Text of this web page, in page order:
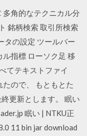
多角的なテクニカル分
銘柄検索 取引所検索
タの設定 ツールバー
指標 ローソク足 移
てテキストファイ
ので、 もともとた
更新とします。 眠い
眠い | NTKU正
11 bin jar download